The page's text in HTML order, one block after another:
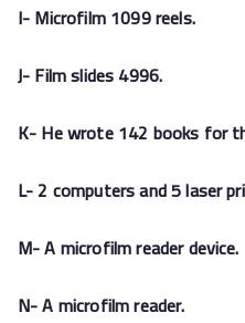
I- Microfilm 1099 reels.
J- Film slides 4996.
K- He wrote 142 books for
L- 2 computers and 5 laser
M- A microfilm reader device.
N- A microfilm reader.